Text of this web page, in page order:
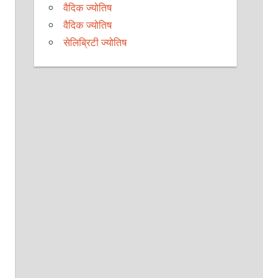
वैदिक ज्योतिष
वैदिक ज्योतिष
सेलिब्रिटी ज्योतिष